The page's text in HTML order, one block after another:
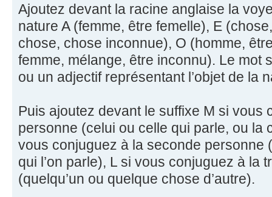
Ajoutez devant la racine anglaise la
nature A (femme, être femelle), E
chose, chose inconnue), O (homme,
femme, mélange, être inconnu). Le mot
ou un adjectif représentant l’objet de la
Puis ajoutez devant le suffixe M si vous
personne (celui ou celle qui parle, ou la
vous conjuguez à la seconde personne
qui l’on parle), L si vous conjuguez à la
(quelqu’un ou quelque chose d’autre).